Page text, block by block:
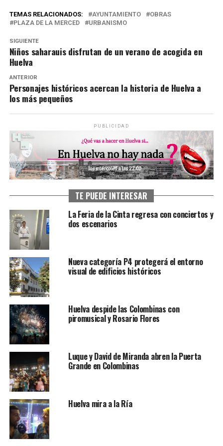
TEMAS RELACIONADOS: AYUNTAMIENTO
OBRAS
PLAZA DE LA MERCED
URBANISMO
SIGUIENTE
Niños saharauis disfrutan de un verano de acogida en
Huelva
ANTERIOR
Personajes históricos acercan la historia de Huelva a
los más pequeños
PUBLICIDAD
TE PUEDE INTERESAR
La Feria de la Cinta regresa con conciertos y
dos escenarios
Nueva categoría P4 protegerá el entorno
visual de edificios históricos
Huelva despide las Colombinas con
piromusical y Rosario Flores
Luque y David de Miranda abren la Puerta
Grande en Colombinas
Huelva mira a la Ría